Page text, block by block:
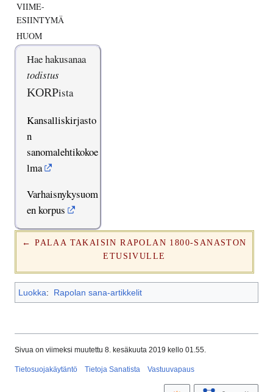
VIIME-
ESIINTYMÄ
HUOM
Hae hakusanaa
todistus
KORPista
Kansalliskirjasto
n
sanomalehtikokoe
lma
Varhaisnykysuom
en korpus
← PALAA TAKAISIN RAPOLAN 1800-SANASTON
ETUSIVULLE
Luokka: Rapolan sana-artikkelit
Sivua on viimeksi muutettu 8. kesäkuuta 2019 kello 01.55.
Tietosuojakäytäntö Tietoja Sanatista Vastuuvapaus